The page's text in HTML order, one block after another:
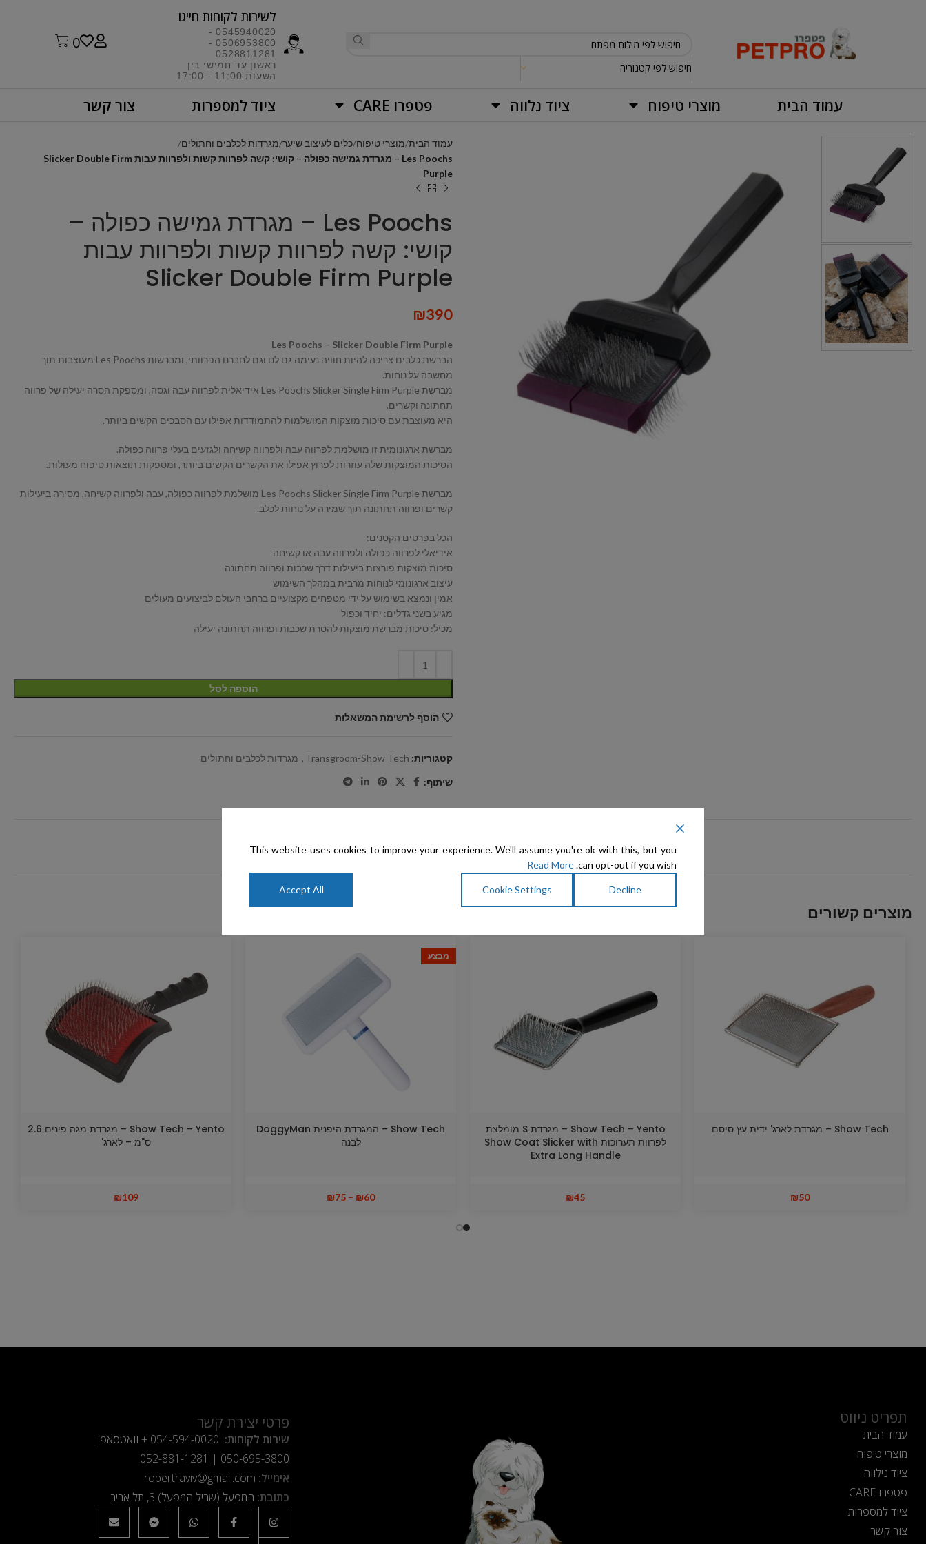
חיפוש לפי קטגוריה
לשירות לקוחות חייגו​
0545940020 -
0506953800 -
0528811281
ראשון עד חמישי בין
השעות 11:00 - 17:00​
0
עמוד הבית מוצרי טיפוח ציוד נלווה פטפרו CARE ציוד למספרות צור קשר
עמוד הבית מוצרי טיפוח כלים לעיצוב שיער מגרדות לכלבים וחתולים
Les Poochs – מגרדת גמישה כפולה – קושי: קשה לפרוות קשות ולפרוות עבות Slicker Double Firm
Purple
Les Poochs – מגרדת גמישה כפולה –
קושי: קשה לפרוות קשות ולפרוות עבות
Slicker Double Firm Purple
₪390
Les Poochs – Slicker Double Firm Purple
הברשת כלבים צריכה להיות חוויה נעימה גם לנו וגם לחברנו הפרוותי, ומברשות Les Poochs מעוצבות תוך
מחשבה על נוחות.
מברשת Les Poochs Slicker Single Firm Purple אידיאלית לפרווה עבה וגסה, ומספקת הסרה יעילה של פרווה
תחתונה וקשרים.
היא מעוצבת עם סיכות מוצקות המושלמות להתמודדות אפילו עם הסבכים הקשים ביותר.
מברשת ארגונומית זו מושלמת לפרווה עבה ולפרווה קשיחה ולגזעים בעלי פרווה כפולה.
הסיכות המוצקות שלה עוזרות לפרוץ אפילו את הקשרים הקשים ביותר, ומספקות תוצאות טיפוח מעולות.
מברשת Les Poochs Slicker Single Firm Purple מושלמת לפרווה כפולה, עבה ולפרווה קשיחה, מסירה ביעילות
קשרים ופרווה תחתונה תוך שמירה על נוחות לכלב.
הכל בפרטים הקטנים:
אידיאלי לפרווה כפולה ולפרווה עבה או קשיחה
סיכות מוצקות פורצות ביעילות דרך שכבות ופרווה תחתונה
עיצוב ארגונומי לנוחות מרבית במהלך השימוש
אמין ונמצא בשימוש על ידי מטפחים מקצועיים ברחבי העולם לביצועים מעולים
מגיע בשני גדלים: יחיד וכפול
מכיל: סיכות מברשת מוצקות להסרת שכבות ופרווה תחתונה יעילה
הוספה לסל
הוסף לרשימת המשאלות
קטגוריות: Transgroom-Show Tech
, מגרדות לכלבים וחתולים
שיתוף:
מוצרים קשורים
Show Tech – מגרדת לארג' ידית עץ סיסם
₪50
Show Tech – Yento – מגרדת S מומלצת
לפרוות תערוכות Show Coat Slicker with
Extra Long Handle
₪45
מבצע
Show Tech – המגרדת היפנית DoggyMan
לבנה
₪60
–
₪75
Show Tech – Yento – מגרדת מגה פינים 2.6
ס"מ – לארג'
₪109
תפריט ניווט
עמוד הבית
מוצרי טיפוח
ציוד נילווה
פטפרו CARE
ציוד למספרות
צור קשר
פרטי יצירת קשר
שירות לקוחות: 054-594-0020 + וואטסאפ |
050-695-3800
|
052-881-1281
אימייל: robertraviv@gmail.com
כתובת: המפעל (שביל המפעל) 3, תל אביב
This website uses cookies to improve your experience. We'll assume you're ok with this, but you
can opt-out if you wish.
Read More
Decline
Cookie Settings
Accept All